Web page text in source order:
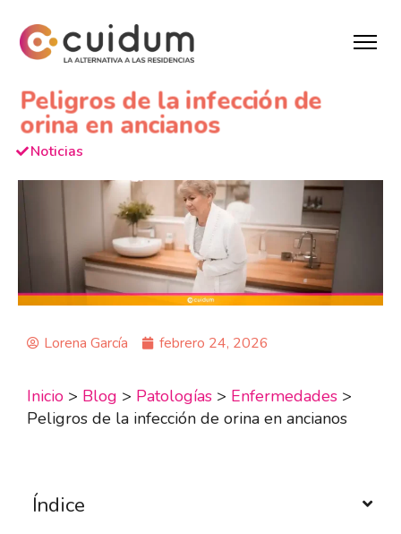
Peligros de la infección de
orina en ancianos
Noticias
Lorena García febrero 24, 2026
Inicio > Blog > Patologías > Enfermedades >
Peligros de la infección de orina en ancianos
Índice